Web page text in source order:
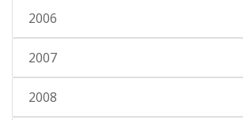
2006
2007
2008